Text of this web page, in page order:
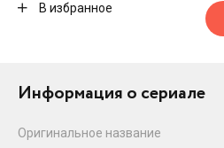
В избранное
Информация о сериале
Оригинальное название